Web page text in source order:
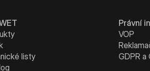
listy
Právní
VOP
GDPR a